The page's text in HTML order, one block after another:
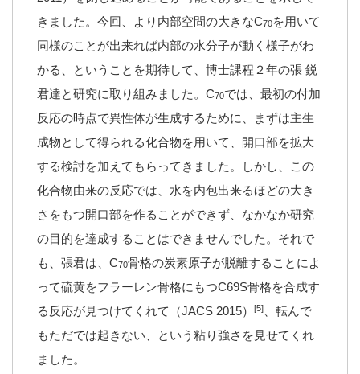
きました。今回、より内部空間の大きなC70を用いて
同様のことが出来れば内部の水分子が動く様子がわ
かる、ということを期待して、博士課程２年の張 鋭
君達と研究に取り組みました。C70では、最初の付加
反応の時点で異性体が生成するために、まずは主生
成物として得られる化合物を用いて、開口部を拡大
する検討を加えてもらってきました。しかし、この
化合物由来の反応では、水を内包出来るほどの大き
さをもつ開口部を作ることができず、なかなか研究
の目的を達成することはできませんでした。それで
も、張君は、C70骨格の炭素原子が脱離することによ
って硫黄をフラーレン骨格にもつC69S骨格を合成す
る反応が見つけてくれて（JACS 2015）
[5]
、転んで
もただでは起きない、という粘り強さを見せてくれ
ました。